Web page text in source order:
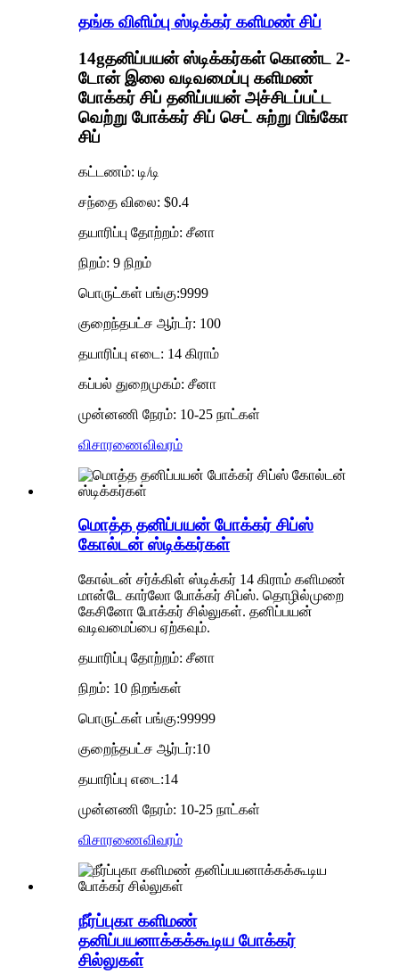
தங்க விளிம்பு ஸ்டிக்கர் களிமண் சிப்
14gதனிப்பயன் ஸ்டிக்கர்கள் கொண்ட 2-
டோன் இலை வடிவமைப்பு களிமண்
போக்கர் சிப் தனிப்பயன் அச்சிடப்பட்ட
வெற்று போக்கர் சிப் செட் சுற்று பிங்கோ
சிப்
கட்டணம்: டி/டி
சந்தை விலை: $0.4
தயாரிப்பு தோற்றம்: சீனா
நிறம்: 9 நிறம்
பொருட்கள் பங்கு:9999
குறைந்தபட்ச ஆர்டர்: 100
தயாரிப்பு எடை: 14 கிராம்
கப்பல் துறைமுகம்: சீனா
முன்னணி நேரம்: 10-25 நாட்கள்
விசாரணைவிவரம்
மொத்த தனிப்பயன் போக்கர் சிப்ஸ்
கோல்டன் ஸ்டிக்கர்கள்
கோல்டன் சர்க்கிள் ஸ்டிக்கர் 14 கிராம் களிமண்
மான்டே கார்லோ போக்கர் சிப்ஸ். தொழில்முறை
கேசினோ போக்கர் சில்லுகள். தனிப்பயன்
வடிவமைப்பை ஏற்கவும்.
தயாரிப்பு தோற்றம்: சீனா
நிறம்: 10 நிறங்கள்
பொருட்கள் பங்கு:99999
குறைந்தபட்ச ஆர்டர்:10
தயாரிப்பு எடை:14
முன்னணி நேரம்: 10-25 நாட்கள்
விசாரணைவிவரம்
நீர்ப்புகா களிமண்
தனிப்பயனாக்கக்கூடிய போக்கர்
சில்லுகள்